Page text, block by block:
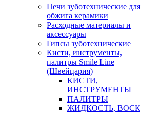
Печи зуботехнические для
обжига керамики
Расходные материалы и
аксессуары
Гипсы зуботехнические
Кисти, инструменты,
палитры Smile Line
(Швейцария)
КИСТИ,
ИНСТРУМЕНТЫ
ПАЛИТРЫ
ЖИДКОСТЬ, ВОСК